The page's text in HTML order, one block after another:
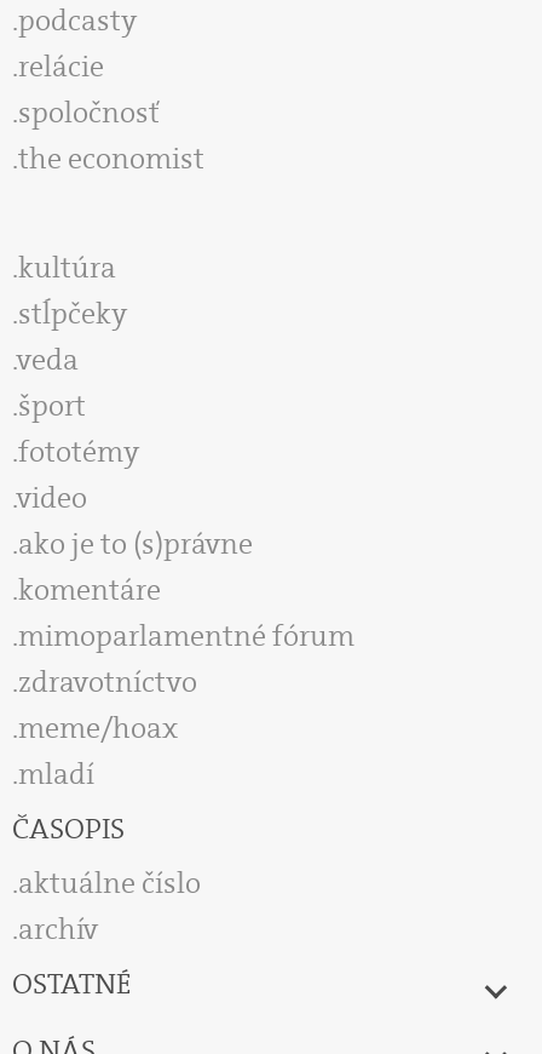
podcasty
relácie
spoločnosť
the economist
kultúra
stĺpčeky
veda
šport
fototémy
video
ako je to (s)právne
komentáre
mimoparlamentné fórum
zdravotníctvo
meme/hoax
mladí
ČASOPIS
aktuálne číslo
archív
OSTATNÉ